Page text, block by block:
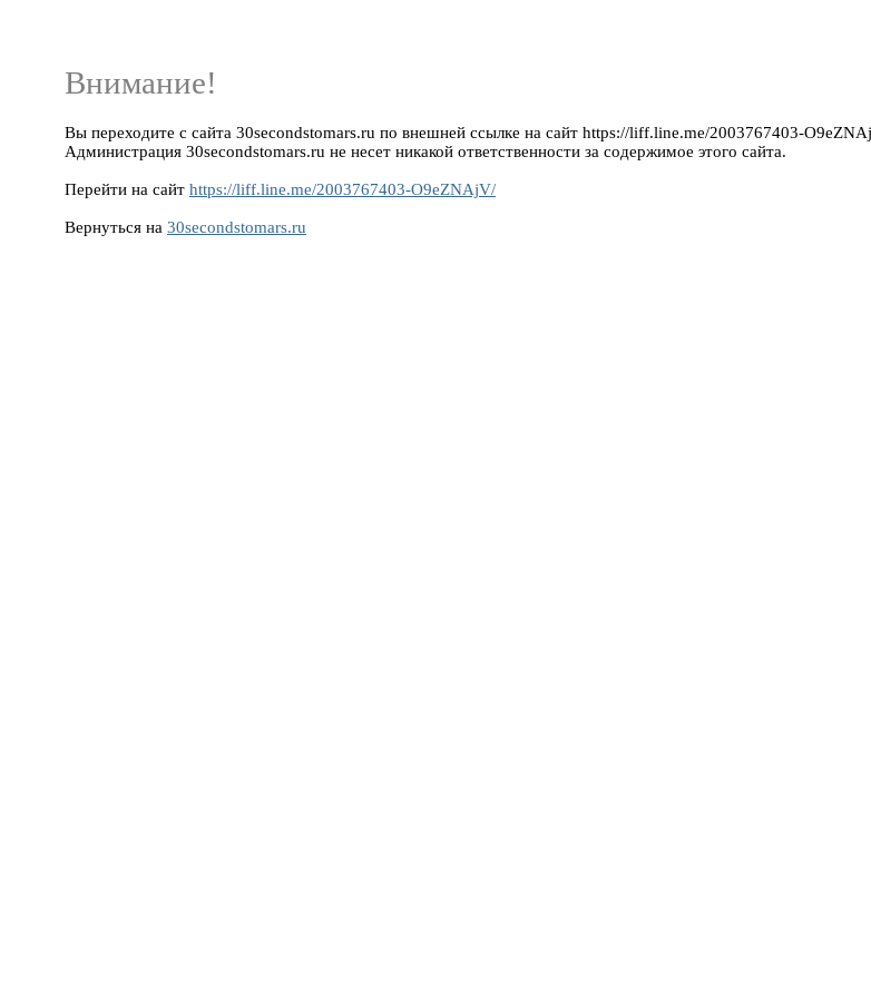
Внимание!
Вы переходите с сайта 30secondstomars.ru по внешней ссылке на сайт https://liff.line.me/2003767403-
Администрация 30secondstomars.ru не несет никакой ответственности за содержимое этого сайта.
Перейти на сайт https://liff.line.me/2003767403-O9eZNAjV/
Вернуться на 30secondstomars.ru